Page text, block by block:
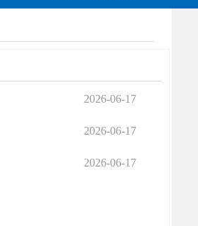
2026-06-17
2026-06-17
2026-06-17